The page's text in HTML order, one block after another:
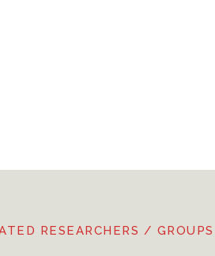
RESEARCHERS / GROUPS